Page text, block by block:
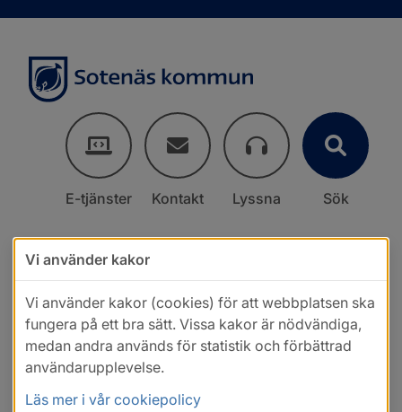
E-tjänster Kontakt Lyssna Sök
Vi använder kakor
Vi använder kakor (cookies) för att webbplatsen ska
fungera på ett bra sätt. Vissa kakor är nödvändiga,
medan andra används för statistik och förbättrad
användarupplevelse.
Läs mer i vår cookiepolicy